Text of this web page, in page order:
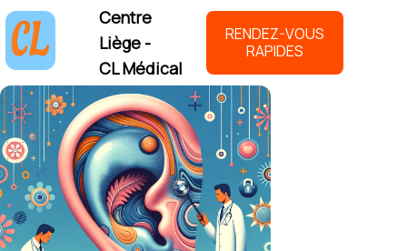
Centre
Liège -
CL Médical
RENDEZ-VOUS
RAPIDES